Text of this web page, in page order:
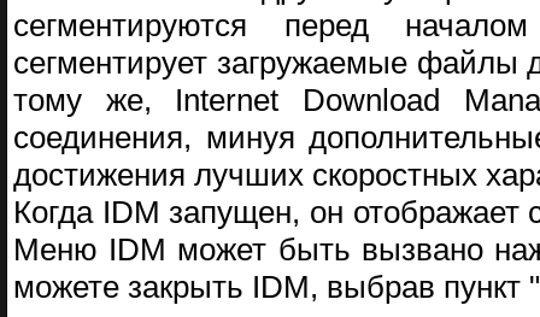
сегментируются перед
сегментирует загружаемые файлы
тому же, Internet Download
соединения, минуя
достижения лучших скоростных
Когда IDM запущен, он
Меню IDM может быть вызвано
можете закрыть IDM, выбрав